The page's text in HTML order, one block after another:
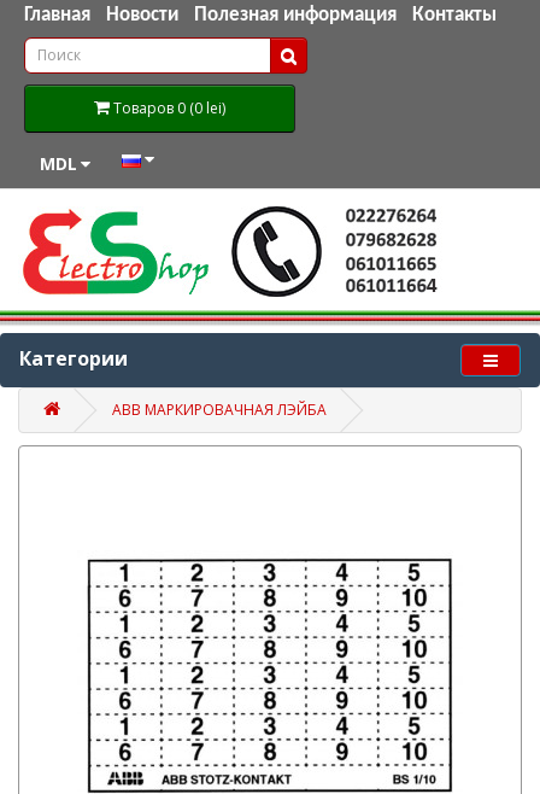
Главная Новости Полезная информация Контакты
Товаров 0 (0 lei)
MDL
Категории
ABB МАРКИРОВАЧНАЯ ЛЭЙБА